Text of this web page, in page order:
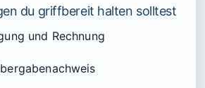
du griffbereit halten solltest
und Rechnung